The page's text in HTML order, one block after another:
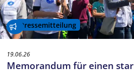
Pressemitteilung
19.06.26
Memorandum für einen